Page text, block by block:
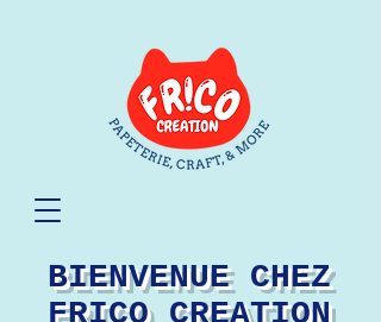
BIENVENUE CHEZ
FRICO CREATION